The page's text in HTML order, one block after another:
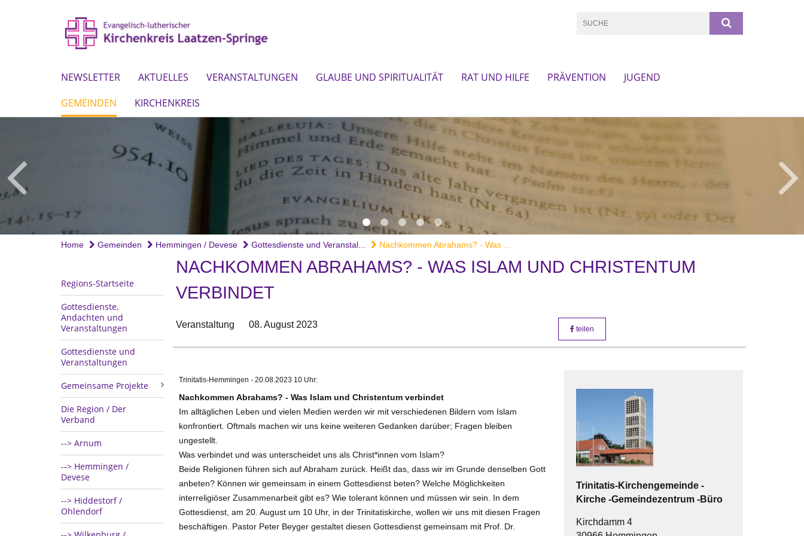
NEWSLETTER AKTUELLES VERANSTALTUNGEN GLAUBE UND SPIRITUALITÄT RAT UND HILFE PRÄVENTION
JUGEND
GEMEINDEN
KIRCHENKREIS
Home Gemeinden Hemmingen / Devese Gottesdienste und Veranstal... Nachkommen Abrahams? - Was ...
Regions-Startseite
Gottesdienste,
Andachten und
Veranstaltungen
Gottesdienste und
Veranstaltungen
Gemeinsame Projekte
Die Region / Der
Verband
--> Arnum
--> Hemmingen /
Devese
--> Hiddestorf /
Ohlendorf
NACHKOMMEN ABRAHAMS? - WAS ISLAM UND CHRISTENTUM
VERBINDET
Veranstaltung 08. August 2023 teilen
Trinitatis-Hemmingen - 20.08.2023 10 Uhr:
Nachkommen Abrahams? - Was Islam und Christentum verbindet
Im alltäglichen Leben und vielen Medien werden wir mit verschiedenen Bildern vom Islam
konfrontiert. Oftmals machen wir uns keine weiteren Gedanken darüber; Fragen bleiben
ungestellt.
Was verbindet und was unterscheidet uns als Christ*innen vom Islam?
Beide Religionen führen sich auf Abraham zurück. Heißt das, dass wir im Grunde denselben Gott
anbeten? Können wir gemeinsam in einem Gottesdienst beten? Welche Möglichkeiten
interreligiöser Zusammenarbeit gibt es? Wie tolerant können und müssen wir sein. In dem
Gottesdienst, am 20. August um 10 Uhr, in der Trinitatiskirche, wollen wir uns mit diesen Fragen
beschäftigen. Pastor Peter Beyger gestaltet diesen Gottesdienst gemeinsam mit Prof. Dr.
Trinitatis-Kirchengemeinde -
Kirche -Gemeindezentrum -Büro
Kirchdamm 4